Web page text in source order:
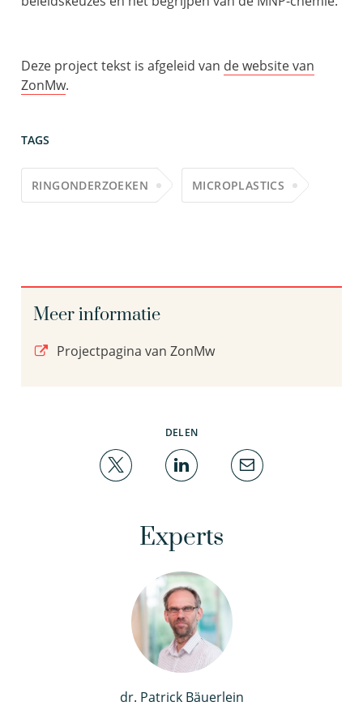
Deze project tekst is afgeleid van de website van
ZonMw.
TAGS
RINGONDERZOEKEN MICROPLASTICS
Meer informatie
Projectpagina van ZonMw
DELEN
Experts
dr. Patrick Bäuerlein